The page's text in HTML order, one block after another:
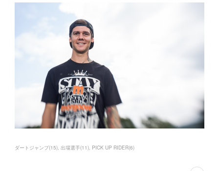
ダートジャンプ(15) 出場選手(11) PICK UP RIDER(6)